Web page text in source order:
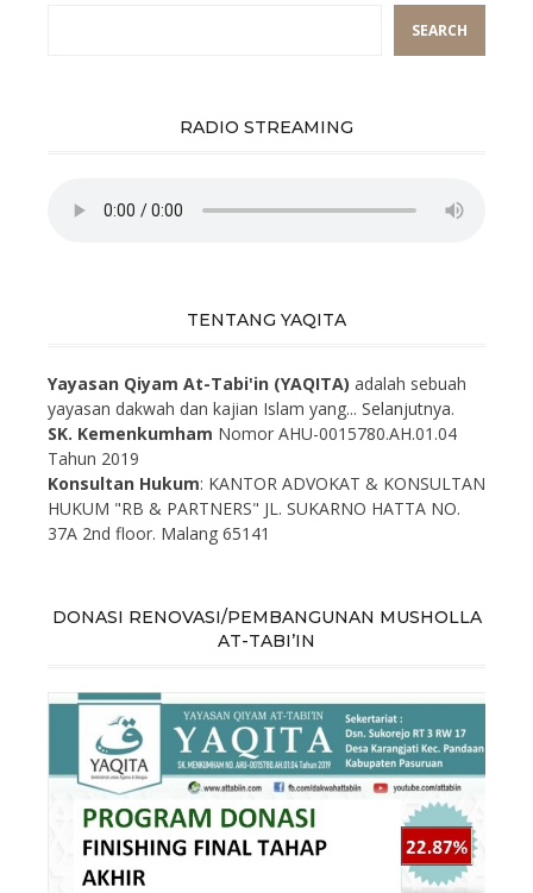
SEARCH
RADIO STREAMING
TENTANG YAQITA
Yayasan Qiyam At-Tabi'in (YAQITA) adalah sebuah
yayasan dakwah dan kajian Islam yang... Selanjutnya.
SK. Kemenkumham Nomor AHU-0015780.AH.01.04
Tahun 2019
Konsultan Hukum: KANTOR ADVOKAT & KONSULTAN
HUKUM "RB & PARTNERS" JL. SUKARNO HATTA NO.
37A 2nd floor. Malang 65141
DONASI RENOVASI/PEMBANGUNAN MUSHOLLA
AT-TABI’IN